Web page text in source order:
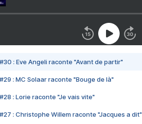
#30 : Eve Angeli raconte "Avant de partir"
#29 : MC Solaar raconte "Bouge de là"
#28 : Lorie raconte "Je vais vite"
#27 : Christophe Willem raconte "Jacques a dit"